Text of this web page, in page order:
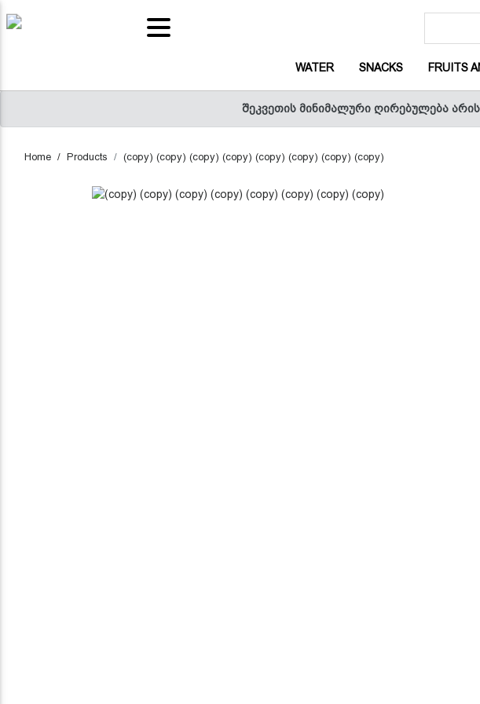
შეკვეთის მინიმალური ღირებულება
FRUITS AND VEGETABLES JUICE(CURRENT)
POPORELLI - RED SAUCE(CURRENT)
WATER(CURRENT)
SNACKS(CURRENT)
FRUITS
Home Products (copy) (copy) (copy) (copy) (copy) (copy) (copy) (copy)